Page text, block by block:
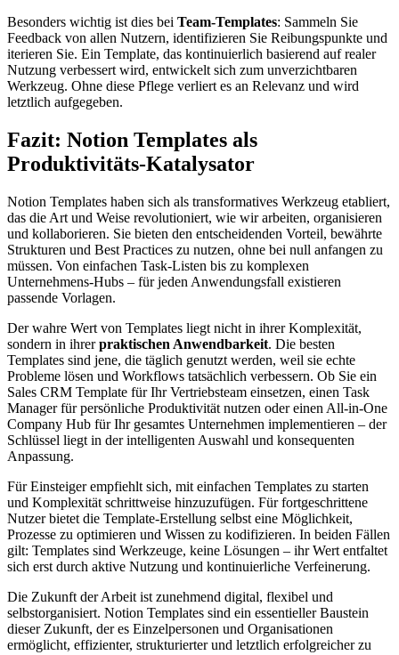
Besonders wichtig ist dies bei Team-Templates: Sammeln Sie
Feedback von allen Nutzern, identifizieren Sie Reibungspunkte und
iterieren Sie. Ein Template, das kontinuierlich basierend auf realer
Nutzung verbessert wird, entwickelt sich zum unverzichtbaren
Werkzeug. Ohne diese Pflege verliert es an Relevanz und wird
letztlich aufgegeben.
Fazit: Notion Templates als
Produktivitäts-Katalysator
Notion Templates haben sich als transformatives Werkzeug etabliert,
das die Art und Weise revolutioniert, wie wir arbeiten, organisieren
und kollaborieren. Sie bieten den entscheidenden Vorteil, bewährte
Strukturen und Best Practices zu nutzen, ohne bei null anfangen zu
müssen. Von einfachen Task-Listen bis zu komplexen
Unternehmens-Hubs – für jeden Anwendungsfall existieren
passende Vorlagen.
Der wahre Wert von Templates liegt nicht in ihrer Komplexität,
sondern in ihrerpraktischen Anwendbarkeit. Die besten
Templates sind jene, die täglich genutzt werden, weil sie echte
Probleme lösen und Workflows tatsächlich verbessern. Ob Sie ein
Sales CRM Template für Ihr Vertriebsteam einsetzen, einen Task
Manager für persönliche Produktivität nutzen oder einen All-in-One
Company Hub für Ihr gesamtes Unternehmen implementieren – der
Schlüssel liegt in der intelligenten Auswahl und konsequenten
Anpassung.
Für Einsteiger empfiehlt sich, mit einfachen Templates zu starten
und Komplexität schrittweise hinzuzufügen. Für fortgeschrittene
Nutzer bietet die Template-Erstellung selbst eine Möglichkeit,
Prozesse zu optimieren und Wissen zu kodifizieren. In beiden Fällen
gilt: Templates sind Werkzeuge, keine Lösungen – ihr Wert entfaltet
sich erst durch aktive Nutzung und kontinuierliche Verfeinerung.
Die Zukunft der Arbeit ist zunehmend digital, flexibel und
selbstorganisiert. Notion Templates sind ein essentieller Baustein
dieser Zukunft, der es Einzelpersonen und Organisationen
ermöglicht, effizienter, strukturierter und letztlich erfolgreicher zu